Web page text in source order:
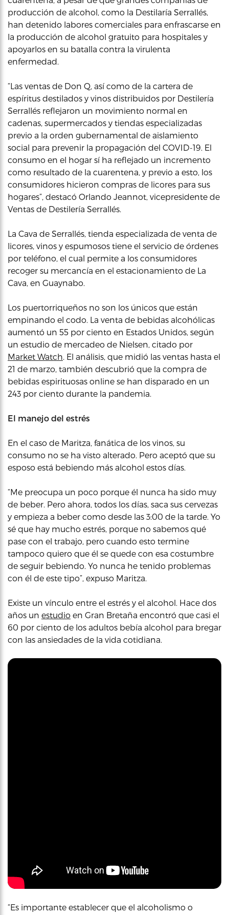
producción de alcohol, como la Destilaría Serrallés,
han detenido labores comerciales para enfrascarse en
la producción de alcohol gratuito para hospitales y
apoyarlos en su batalla contra la virulenta
enfermedad.
“Las ventas de Don Q, así como de la cartera de
espíritus destilados y vinos distribuidos por Destilería
Serrallés reflejaron un movimiento normal en
cadenas, supermercados y tiendas especializadas
previo a la orden gubernamental de aislamiento
social para prevenir la propagación del COVID-19. El
consumo en el hogar sí ha reflejado un incremento
como resultado de la cuarentena, y previo a esto, los
consumidores hicieron compras de licores para sus
hogares”, destacó Orlando Jeannot, vicepresidente de
Ventas de Destilería Serrallés.
La Cava de Serrallés, tienda especializada de venta de
licores, vinos y espumosos tiene el servicio de órdenes
por teléfono, el cual permite a los consumidores
recoger su mercancía en el estacionamiento de La
Cava, en Guaynabo.
Los puertorriqueños no son los únicos que están
empinando el codo. La venta de bebidas alcohólicas
aumentó un 55 por ciento en Estados Unidos, según
un estudio de mercadeo de Nielsen, citado por
Market Watch. El análisis, que midió las ventas hasta el
21 de marzo, también descubrió que la compra de
bebidas espirituosas online se han disparado en un
243 por ciento durante la pandemia.
El manejo del estrés
En el caso de Maritza, fanática de los vinos, su
consumo no se ha visto alterado. Pero aceptó que su
esposo está bebiendo más alcohol estos días.
“Me preocupa un poco porque él nunca ha sido muy
de beber. Pero ahora, todos los días, saca sus cervezas
y empieza a beber como desde las 3:00 de la tarde. Yo
sé que hay mucho estrés, porque no sabemos qué
pase con el trabajo, pero cuando esto termine
tampoco quiero que él se quede con esa costumbre
de seguir bebiendo. Yo nunca he tenido problemas
con él de este tipo”, expuso Maritza.
Existe un vínculo entre el estrés y el alcohol. Hace dos
años un estudio en Gran Bretaña encontró que casi el
60 por ciento de los adultos bebía alcohol para bregar
con las ansiedades de la vida cotidiana.
“Es importante establecer que el alcoholismo o